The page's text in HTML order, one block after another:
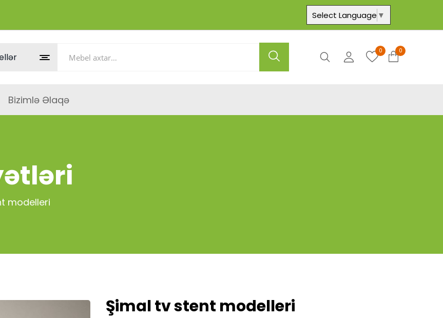
Select Language ▼
Axtar Hesabım
0 0
Bizimlə Əlaqə
modelleri
Şimal tv stent modelleri